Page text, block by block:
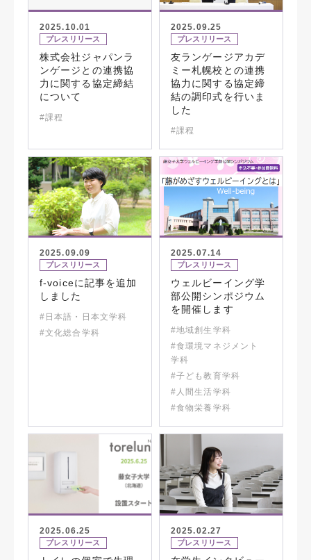
2025.10.01
プレスリリース
株式会社ジャパンラ
ンゲージとの連携協
力に関する協定締結
について
#課程
2025.09.25
プレスリリース
友ランゲージアカデ
ミー札幌校との連携
協力に関する協定締
結の調印式を行いま
した
#課程
2025.09.09
プレスリリース
f-voiceに記事を追加
しました
#日本語・日本文学科
#文化総合学科
2025.07.14
プレスリリース
ウェルビーイング学
部公開シンポジウム
を開催します
#地域創生学科
#食環境マネジメント
学科
#子ども教育学科
#人間生活学科
#食物栄養学科
2025.06.25
プレスリリース
2025.02.27
プレスリリース